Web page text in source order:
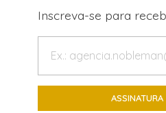
Inscreva-se para